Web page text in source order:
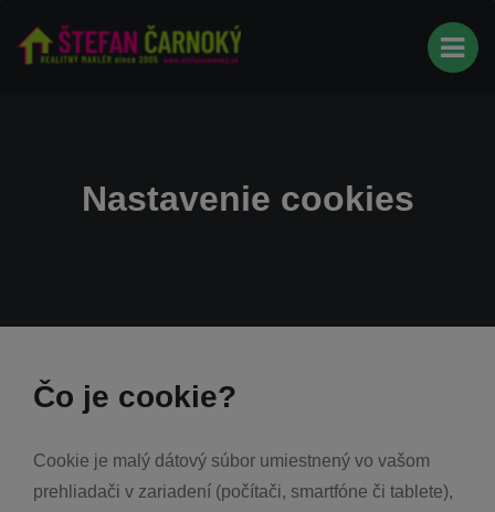
Nastavenie cookies
Čo je cookie?
Cookie je malý dátový súbor umiestnený vo vašom
prehliadači v zariadení (počítači, smartfóne či tablete),